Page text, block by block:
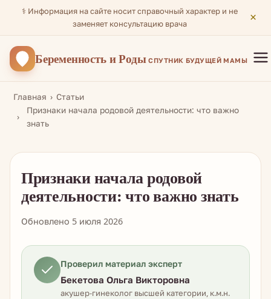
⚕️ Информация на сайте носит справочный характер и не
заменяет консультацию врача
×
Беременностьи Роды СПУТНИК БУДУЩЕЙ МАМЫ
Главная
Статьи
Признаки начала родовой деятельности: что важно
знать
Признаки начала родовой
деятельности: что важно знать
Обновлено 5 июля 2026
Проверил материал эксперт
Бекетова Ольга Викторовна
акушер-гинеколог высшей категории, к.м.н.